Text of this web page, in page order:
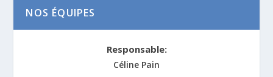
NOS ÉQUIPES
Responsable:
Céline Pain